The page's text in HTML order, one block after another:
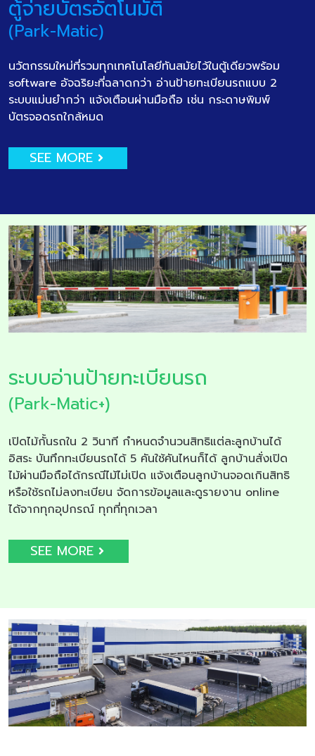
ตู้จ่ายบัตรอัตโนมัติ
(Park-Matic)
นวัตกรรมใหม่ที่รวมทุกเทคโนโลยีทันสมัยไว้ในตู้เดียวพร้อม
software อัจฉริยะที่ฉลาดกว่า อ่านป้ายทะเบียนรถแบบ 2
ระบบแม่นยำกว่า แจ้งเตือนผ่านมือถือ เช่น กระดาษพิมพ์
บัตรจอดรถใกล้หมด
SEE MORE
ระบบอ่านป้ายทะเบียนรถ
(Park-Matic+)
เปิดไม้กั้นรถใน 2 วินาที กำหนดจำนวนสิทธิแต่ละลูกบ้านได้
อิสระ บันทึกทะเบียนรถได้ 5 คันใช้คันไหนก็ได้ ลูกบ้านสั่งเปิด
ไม้ผ่านมือถือได้กรณีไม้ไม่เปิด แจ้งเตือนลูกบ้านจอดเกินสิทธิ
หรือใช้รถไม่ลงทะเบียน จัดการข้อมูลและดูรายงาน online
ได้จากทุกอุปกรณ์ ทุกที่ทุกเวลา
SEE MORE